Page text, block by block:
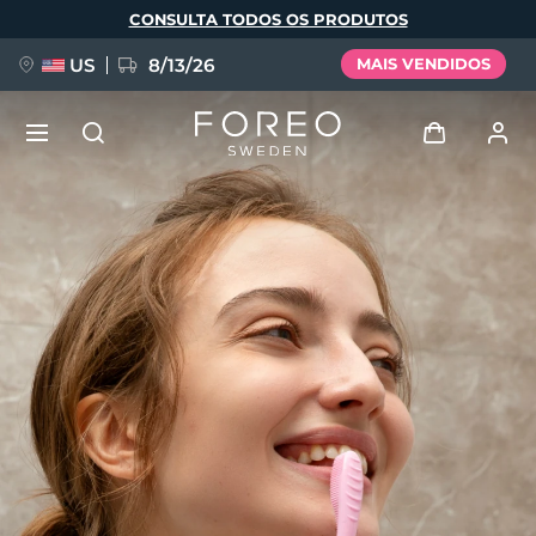
principal
CONSULTA TODOS OS PRODUTOS
US 8/13/26 MAIS VENDIDOS
Perfil de usuário
Meus aparelhos
Meus pedidos
Meus endereços
As minhas subscrições
NOVIDADE
FAQ™ Pure Beauty-Tech Elixir
BREAKING NEWS
issa™ Teeth Whitening Set
Idioma
English Deutsch
Español
Français
Italiano
Português
Polski
Svenska
Русский
Türkçe
简体中文 繁體中文